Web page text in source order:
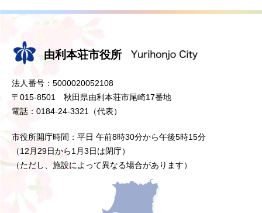
由利本荘市役所
法人番号：5000020052108
〒015-8501 秋田県由利本荘市尾崎17番地
電話：0184-24-3321（代表）
市役所開庁時間：平日 午前8時30分から午後5時15分
（12月29日から1月3日は閉庁）
（ただし、施設によって異なる場合があります）